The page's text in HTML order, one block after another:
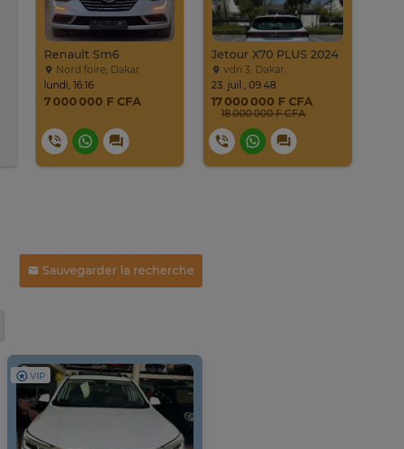
Renault Sm6
Nord foire, Dakar
lundi, 16:16
7 000 000 F CFA
Jetour X70 PLUS 2024
vdn 3, Dakar
23. juil., 09:48
17 000 000 F CFA
18 000 000 F CFA
Sauvegarder la recherche
VIP